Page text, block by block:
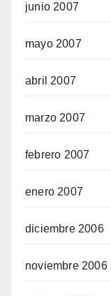
junio 2007
mayo 2007
abril 2007
marzo 2007
febrero 2007
enero 2007
diciembre 2006
noviembre 2006